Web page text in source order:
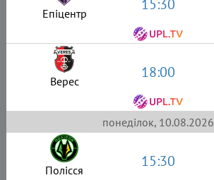
Епіцентр 15:30
Верес 18:00
понеділок, 10.08.2026
Полісся 15:30